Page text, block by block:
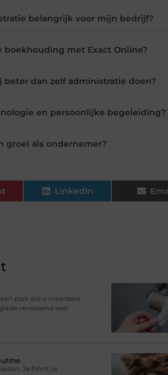
belangrijk voor mijn bedrijf?
boekhouding met Exact Online?
dan zelf administratie doen?
en persoonlijke begeleiding?
groei als ondernemer?
LinkedIn
plek die u meerdere
verrassend veel
Je föhnt, je